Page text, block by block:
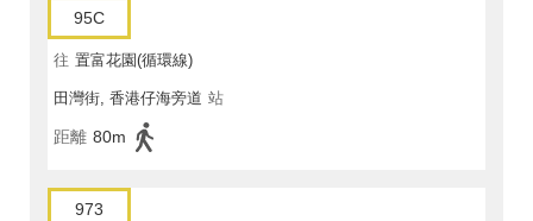
95C
往 置富花園(循環線)
田灣街, 香港仔海旁道 站
距離 80m
973